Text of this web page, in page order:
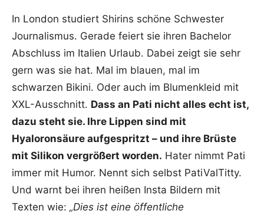
In London studiert Shirins schöne Schwester
Journalismus. Gerade feiert sie ihren Bachelor
Abschluss im Italien Urlaub. Dabei zeigt sie sehr
gern was sie hat. Mal im blauen, mal im
schwarzen Bikini. Oder auch im Blumenkleid mit
XXL-Ausschnitt. Dass an Pati nicht alles echt ist,
dazu steht sie. Ihre Lippen sind mit
Hyaloronsäure aufgespritzt – und ihre Brüste
mit Silikon vergrößert worden. Hater nimmt Pati
immer mit Humor. Nennt sich selbst PatiValTitty.
Und warnt bei ihren heißen Insta Bildern mit
Texten wie: „Dies ist eine öffentliche